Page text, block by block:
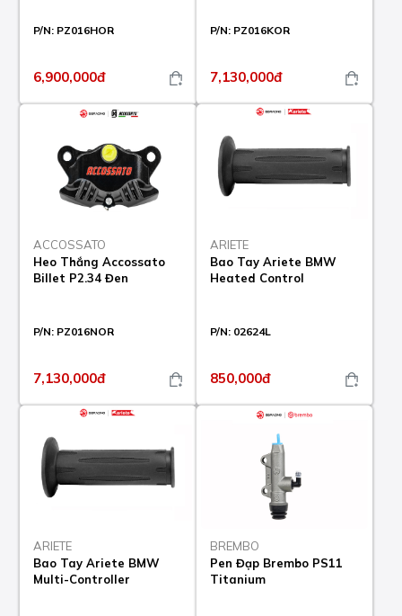
P/N: PZ016HOR
6,900,000đ
P/N: PZ016KOR
7,130,000đ
ACCOSSATO
Heo Thắng Accossato
Billet P2.34 Đen
P/N: PZ016NOR
7,130,000đ
ARIETE
Bao Tay Ariete BMW
Heated Control
P/N: 02624L
850,000đ
ARIETE
Bao Tay Ariete BMW
Multi-Controller
BREMBO
Pen Đạp Brembo PS11
Titanium